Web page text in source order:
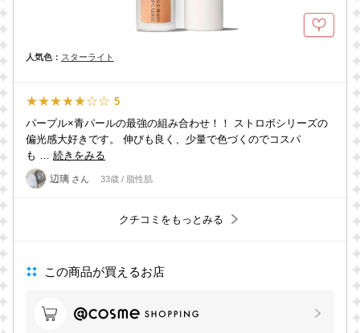
人気色： スターライト
★★★★★☆☆ 5
パープル×青パールの最強の組み合わせ！！ ストロボシリーズの
偏光感大好きです。 伸びも良く、少量で色づくのでコスパ
も … 続きをみる
辺璃 さん 33歳 / 脂性肌
クチコミをもっとみる
この商品が買えるお店